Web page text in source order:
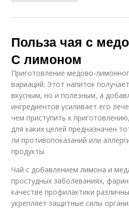
Польза чая с
С лимоном
Приготовление медово-
вариаций. Этот напиток
вкусным, но и полезным, а
ингредиентов усиливает его
чем приступить к
для каких целей предназначен
ли противопоказаний или
продукты.
Чай с добавлением лимона и
простудных заболеваниях,
качестве профилактики
укрепляет защитные силы